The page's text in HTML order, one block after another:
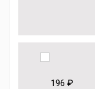
196 ₽